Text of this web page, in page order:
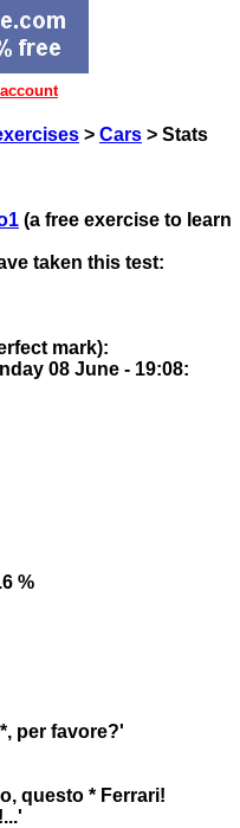
> Cars > Stats
(a free exercise to learn
taken this test:
mark):
08 June - 19:08:
%
per favore?'
questo * Ferrari!